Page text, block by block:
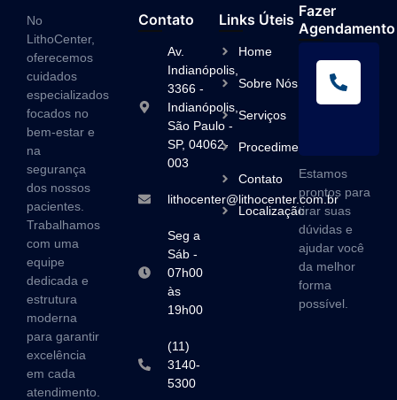
No
LithoCenter,
oferecemos
cuidados
especializados
focados no
bem-estar e
na
segurança
dos nossos
pacientes.
Trabalhamos
com uma
equipe
dedicada e
estrutura
moderna
para garantir
excelência
em cada
atendimento.
Contato
Av.
Indianópolis,
3366 -
Indianópolis,
São Paulo -
SP, 04062-
003
lithocenter@lithocenter.com.br
Seg a
Sáb -
07h00
às
19h00
(11)
3140-
5300
Links Úteis
Home
Sobre Nós
Serviços
Procedimentos
Contato
Localização
Fazer
Agendamento
Estamos
prontos para
tirar suas
dúvidas e
ajudar você
da melhor
forma
possível.